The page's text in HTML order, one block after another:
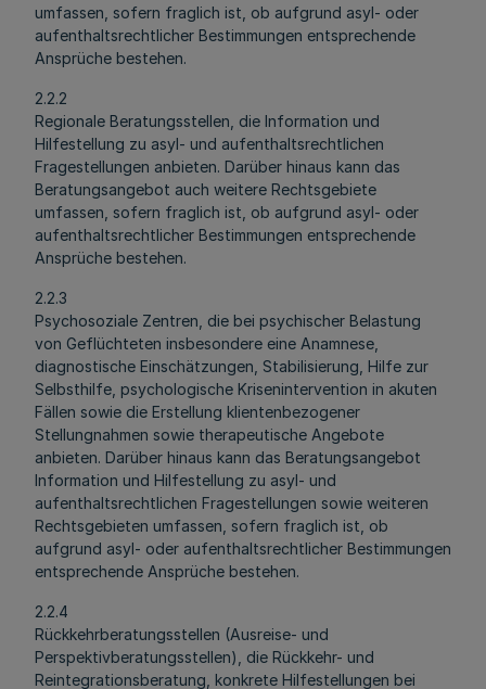
umfassen, sofern fraglich ist, ob aufgrund asyl- oder
aufenthaltsrechtlicher Bestimmungen entsprechende
Ansprüche bestehen.
2.2.2
Regionale Beratungsstellen, die Information und
Hilfestellung zu asyl- und aufenthaltsrechtlichen
Fragestellungen anbieten. Darüber hinaus kann das
Beratungsangebot auch weitere Rechtsgebiete
umfassen, sofern fraglich ist, ob aufgrund asyl- oder
aufenthaltsrechtlicher Bestimmungen entsprechende
Ansprüche bestehen.
2.2.3
Psychosoziale Zentren, die bei psychischer Belastung
von Geflüchteten insbesondere eine Anamnese,
diagnostische Einschätzungen, Stabilisierung, Hilfe zur
Selbsthilfe, psychologische Krisenintervention in akuten
Fällen sowie die Erstellung klientenbezogener
Stellungnahmen sowie therapeutische Angebote
anbieten. Darüber hinaus kann das Beratungsangebot
Information und Hilfestellung zu asyl- und
aufenthaltsrechtlichen Fragestellungen sowie weiteren
Rechtsgebieten umfassen, sofern fraglich ist, ob
aufgrund asyl- oder aufenthaltsrechtlicher Bestimmungen
entsprechende Ansprüche bestehen.
2.2.4
Rückkehrberatungsstellen (Ausreise- und
Perspektivberatungsstellen), die Rückkehr- und
Reintegrationsberatung, konkrete Hilfestellungen bei